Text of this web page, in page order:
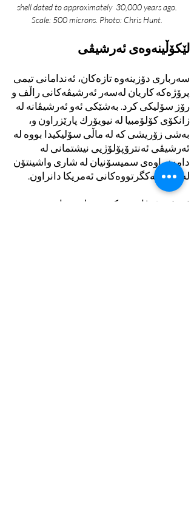
shell dated to approximately 30,000 years ago.
Scale: 500 microns. Photo: Chris Hunt.
لێکۆڵینەوەی ئەرشیڤی
سەرباری دۆزینەوە تازەکان، ئەندامانی تیمی
پرۆژەکە کاریان لەسەر ئەرشیڤەکانی راڵف و
رۆز سۆلیکی کرد. بەشێکی ئەو ئەرشیڤانە لە
زانکۆی کۆلۆمبیا لە نیویۆرك پارێزراون و،
بەشی زۆریشی کە لە ماڵی سۆلیکیدا بووە لە
ئەرشیڤی ئەنترۆپۆلۆژیی نیشتمانی لە
دامەزراوەی سمیسۆنیان لە شاری واشینتۆن
لە وڵاتە یەکگرتووەکانی ئەمریکا دانراون.
ئەو ئەرشیڤانە بڕێکی زۆر لە تۆمارە